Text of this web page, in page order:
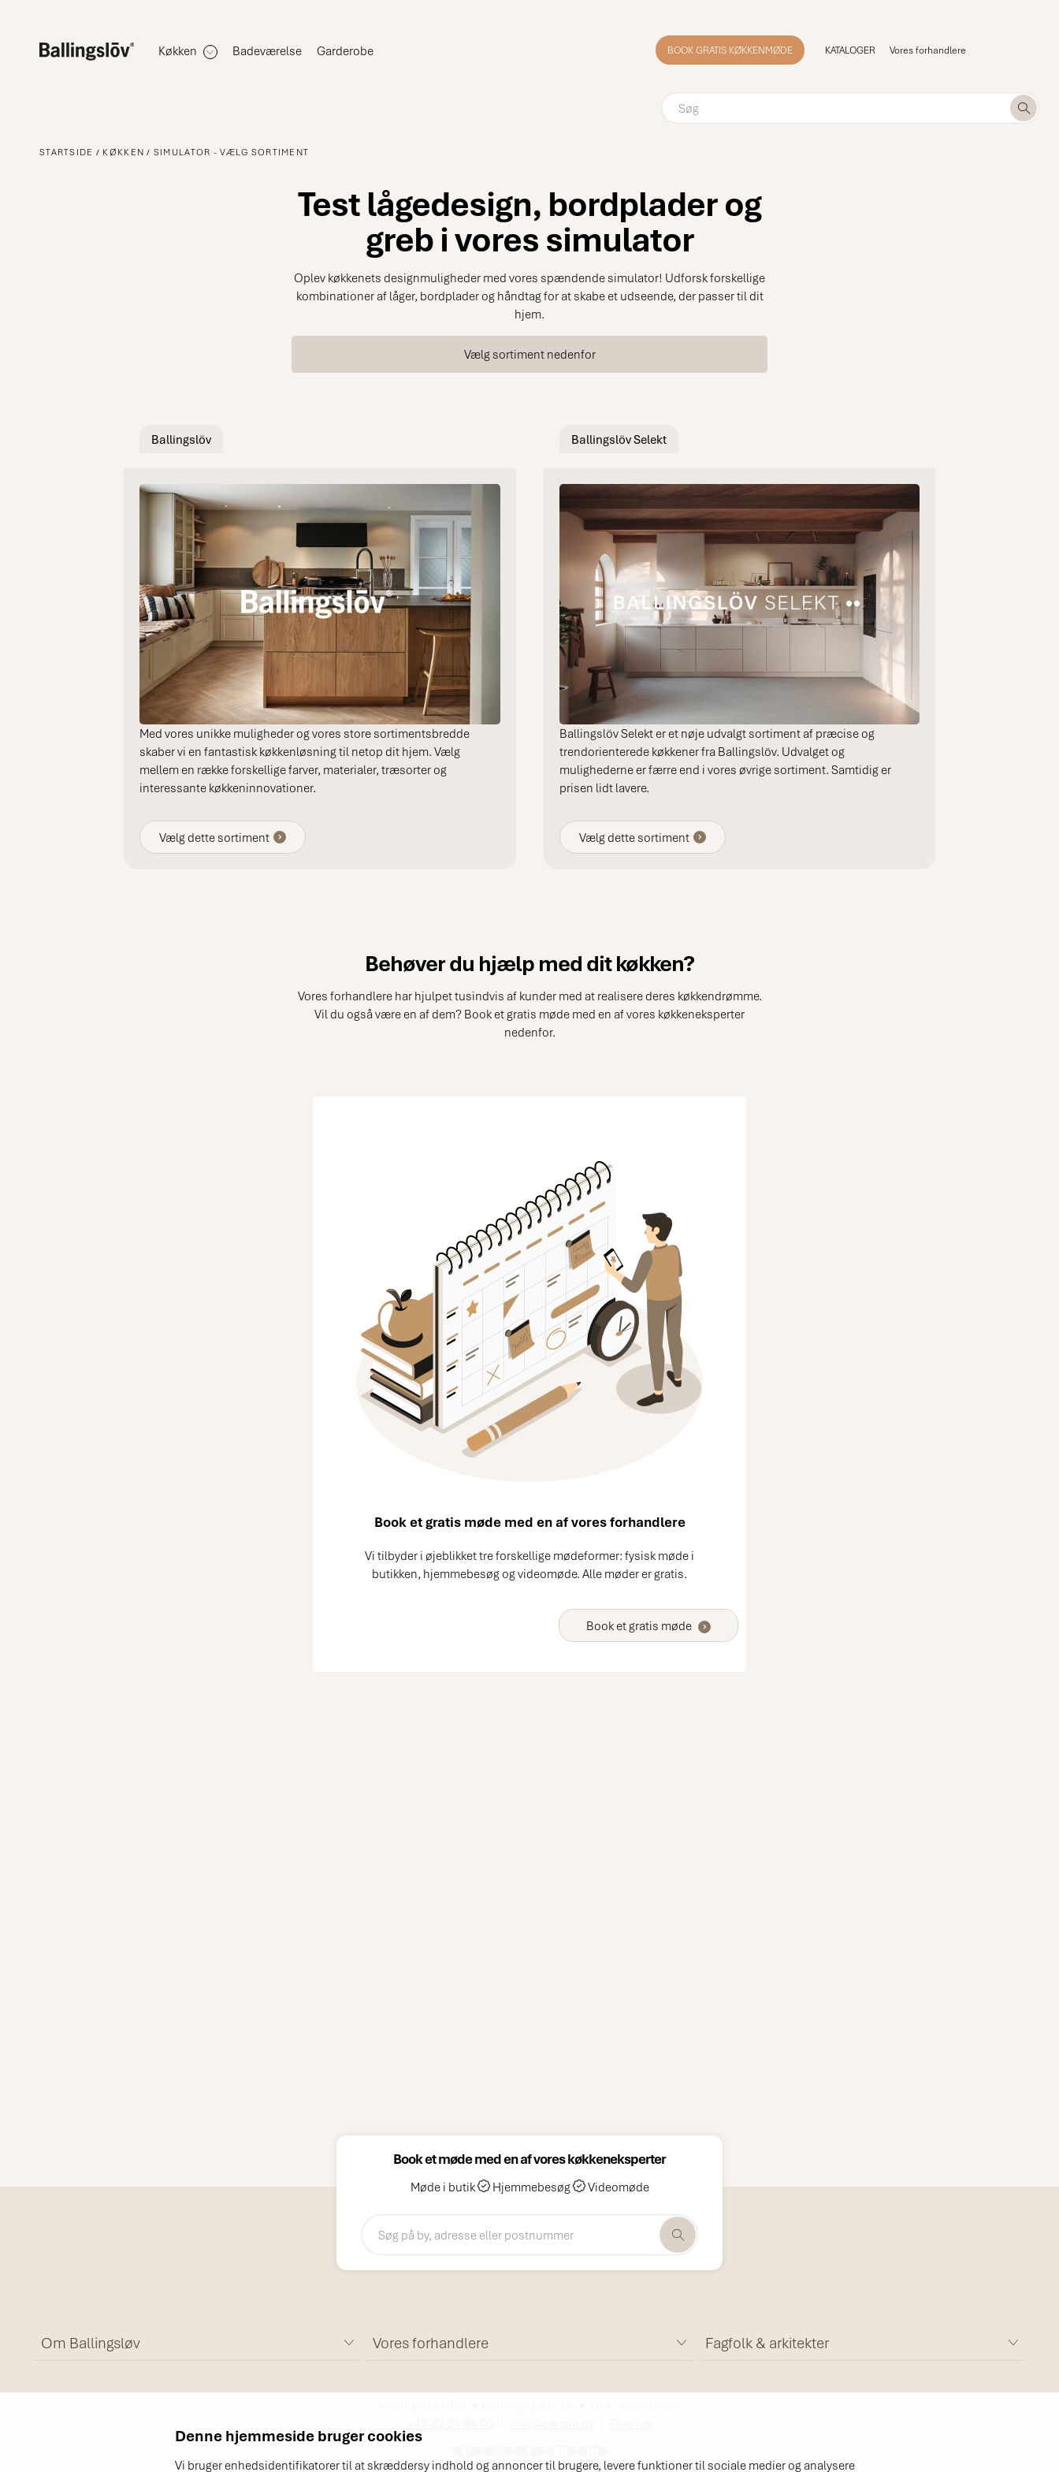
Denne hjemmeside bruger cookies
Vi bruger enhedsidentifikatorer til at skræddersy indhold og annoncer til brugere, levere funktioner til sociale medier og analysere
Køkken Badeværelse Garderobe BOOK GRATIS KØKKENMØDE KATALOGER Vores forhandlere
STARTSIDE KØKKEN SIMULATOR - VÆLG SORTIMENT
Test lågedesign, bordplader og
greb i vores simulator
Oplev køkkenets designmuligheder med vores spændende simulator! Udforsk forskellige
kombinationer af låger, bordplader og håndtag for at skabe et udseende, der passer til dit
hjem.
Vælg sortiment nedenfor
Ballingslöv
Med vores unikke muligheder og vores store sortimentsbredde
skaber vi en fantastisk køkkenløsning til netop dit hjem. Vælg
mellem en række forskellige farver, materialer, træsorter og
interessante køkkeninnovationer.
Vælg dette sortiment
Ballingslöv Selekt
Ballingslöv Selekt er et nøje udvalgt sortiment af præcise og
trendorienterede køkkener fra Ballingslöv. Udvalget og
mulighederne er færre end i vores øvrige sortiment. Samtidig er
prisen lidt lavere.
Vælg dette sortiment
Behøver du hjælp med dit køkken?
Vores forhandlere har hjulpet tusindvis af kunder med at realisere deres køkkendrømme.
Vil du også være en af dem? Book et gratis møde med en af vores køkkeneksperter
nedenfor.
Book et gratis møde med en af vores forhandlere
Vi tilbyder i øjeblikket tre forskellige mødeformer: fysisk møde i
butikken, hjemmebesøg og videomøde. Alle møder er gratis.
Book et gratis møde
Book et møde med en af vores køkkeneksperter
Møde i butik Hjemmebesøg Videomøde
Om Ballingsløv Vores forhandlere Fagfolk & arkitekter